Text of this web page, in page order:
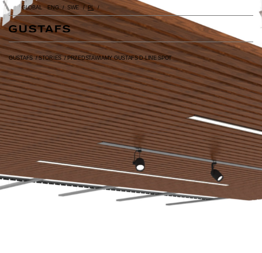
GLOBAL ENG SWE PL
GUSTAFS /STORIES /PRZEDSTAWIAMY GUSTAFS D-LINE SPOT